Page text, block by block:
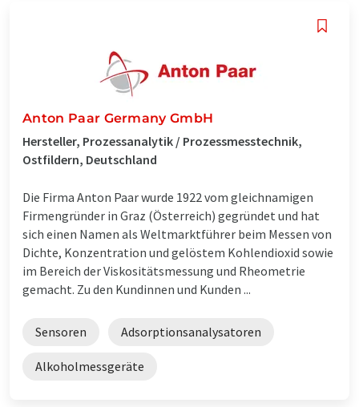
Anton Paar Germany GmbH
Hersteller, Prozessanalytik / Prozessmesstechnik,
Ostfildern, Deutschland
Die Firma Anton Paar wurde 1922 vom gleichnamigen
Firmengründer in Graz (Österreich) gegründet und hat
sich einen Namen als Weltmarktführer beim Messen von
Dichte, Konzentration und gelöstem Kohlendioxid sowie
im Bereich der Viskositätsmessung und Rheometrie
gemacht. Zu den Kundinnen und Kunden ...
Sensoren Adsorptionsanalysatoren
Alkoholmessgeräte